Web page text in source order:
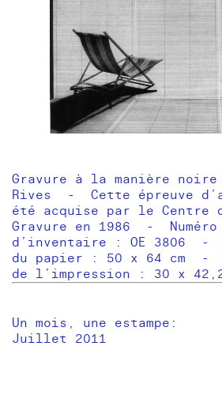
Gravure à la manière
Rives - Cette épreuve
été acquise par le Centre
Gravure en 1986 - Numéro
d’inventaire : OE 3806 -
du papier : 50 x 64 cm -
de l’impression : 30 x
Un mois, une estampe:
Juillet 2011